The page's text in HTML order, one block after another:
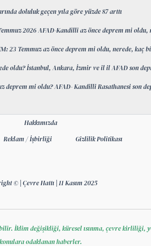
doluluk geçen yıla göre yüzde 87 arttı
2026 AFAD-Kandilli az önce deprem mi oldu,
23 Temmuz az önce deprem mi oldu, nerede, kaç
oldu? İstanbul, Ankara, İzmir ve il il AFAD son
deprem mi oldu? AFAD- Kandilli Rasathanesi son
Hakkımızda
Reklam / İşbirliği Gizlilik Politikası
© | Çevre Hattı | 11 Kasım 2025
İklim değişikliği, küresel ısınma, çevre
konulara odaklanan haberler.